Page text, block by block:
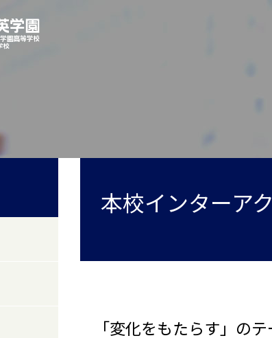
本校インターア
「変化をもたらす」の